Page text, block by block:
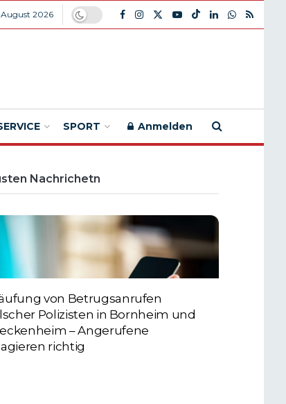
2026
SPORT Anmelden
Nachrichetn
von Betrugsanrufen
Polizisten in Bornheim und
– Angerufene
richtig